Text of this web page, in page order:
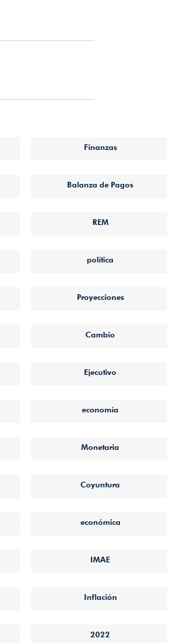
Finanzas
Balanza de Pagos
REM
política
Proyecciones
Cambio
Ejecutivo
economía
Monetaria
Coyuntura
económica
IMAE
Inflación
2022